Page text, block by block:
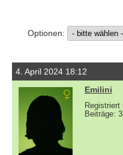
Optionen:
4. April 2024 18:12
Emilini
Beiträge: